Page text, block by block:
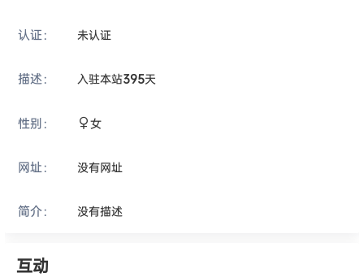
认证： 未认证
描述： 入驻本站395天
性别： 女
网址： 没有网址
简介： 没有描述
互动